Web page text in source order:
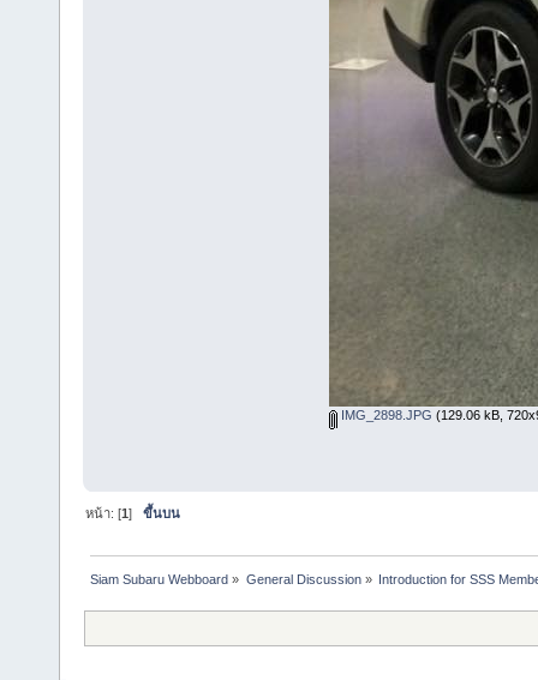
IMG_2898.JPG (129.06 kB,
หน้า: [1]ขึ้นบน
Siam Subaru Webboard » General Discussion» Introduction for SSS